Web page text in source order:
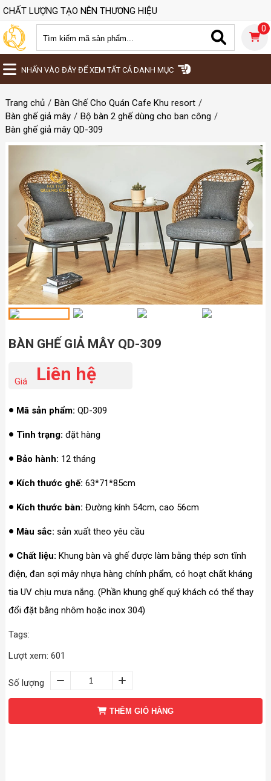
CHẤT LƯỢNG TẠO NÊN THƯƠNG HIỆU
0
NHẤN VÀO ĐÂY ĐỂ XEM TẤT CẢ DANH MỤC
Trang chủ
Bàn Ghế Cho Quán Cafe Khu resort
Bàn ghế giả mây
Bộ bàn 2 ghế dùng cho ban công
Bàn ghế giả mây QD-309
BÀN GHẾ GIẢ MÂY QD-309
Giá Liên hệ
Mã sản phẩm: QD-309
Tình trạng: đặt hàng
Bảo hành: 12 tháng
Kích thước ghế: 63*71*85cm
Kích thước bàn: Đường kính 54cm, cao 56cm
Màu sắc: sản xuất theo yêu cầu
Chất liệu: Khung bàn và ghế được làm bằng thép sơn tĩnh
điện, đan sợi mây nhựa hàng chính phẩm, có hoạt chất kháng
tia UV chịu mưa nắng. (Phần khung ghế quý khách có thể thay
đổi đặt bằng nhôm hoặc inox 304)
Tags:
Lượt xem: 601
Số lượng
THÊM GIỎ HÀNG